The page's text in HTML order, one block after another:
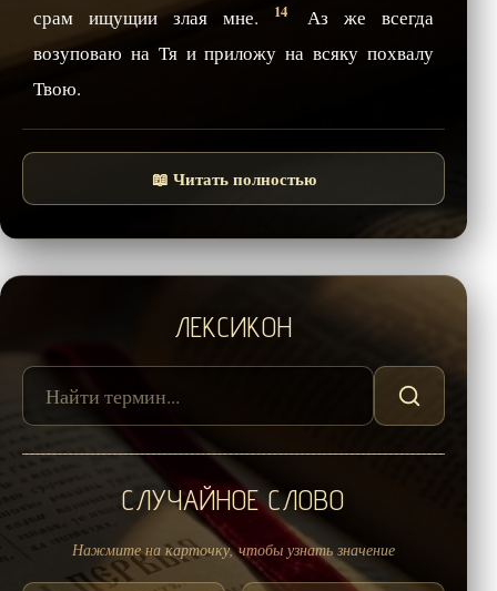
срам ищущии злая мне.
14
Аз же всегда
возуповаю на Тя и приложу на всяку похвалу
Твою.
📖 Читать полностью
ЛЕКСИКОН
СЛУЧАЙНОЕ СЛОВО
Нажмите на карточку, чтобы узнать значение